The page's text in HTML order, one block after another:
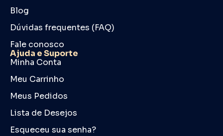
Blog
Dúvidas frequentes (FAQ)
Fale conosco
Ajuda e Suporte
Minha Conta
Meu Carrinho
Meus Pedidos
Lista de Desejos
Esqueceu sua senha?